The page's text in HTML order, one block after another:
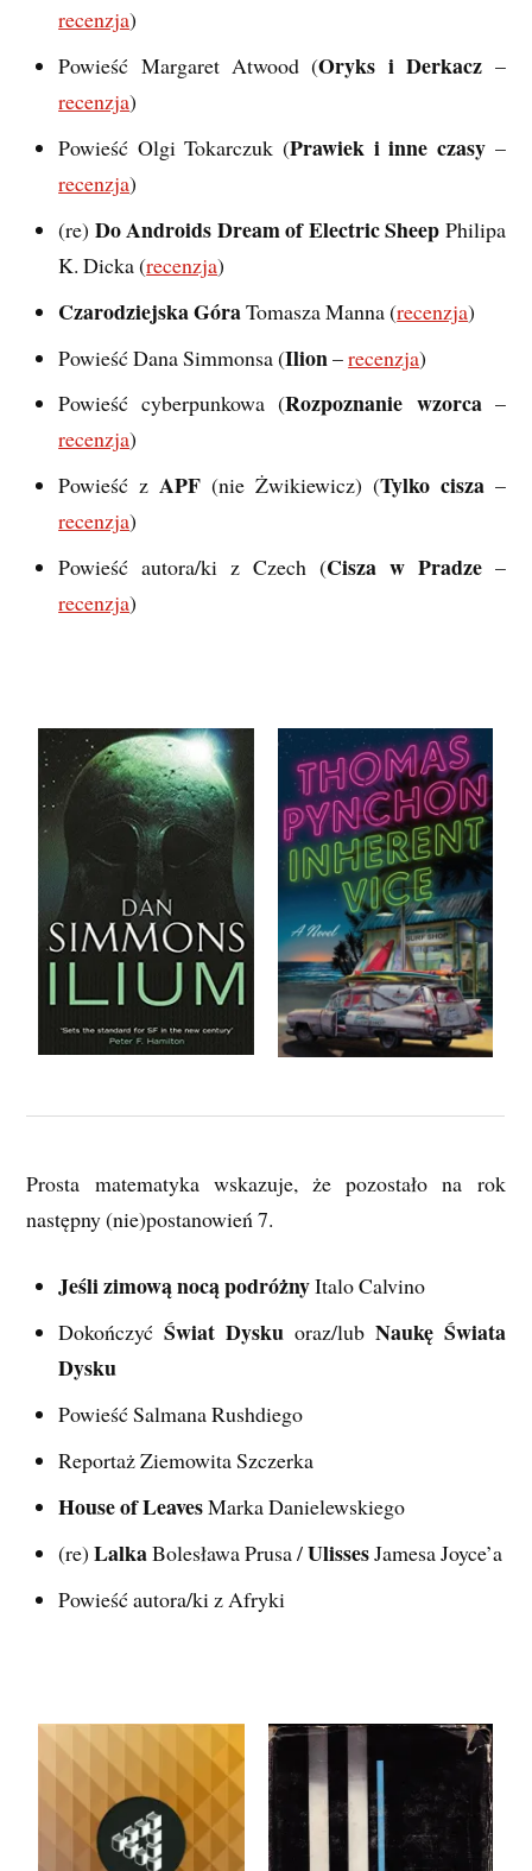
recenzja)
Powieść Margaret Atwood (Oryks i Derkacz –
recenzja)
Powieść Olgi Tokarczuk (Prawiek i inne czasy –
recenzja)
(re) Do Androids Dream of Electric Sheep Philipa
K. Dicka (recenzja)
Czarodziejska GóraTomasza Manna (recenzja)
Powieść Dana Simmonsa (Ilion–recenzja)
Powieść cyberpunkowa (Rozpoznanie wzorca–
recenzja)
Powieść z APF (nie Żwikiewicz) (Tylko cisza–
recenzja)
Powieść autora/ki z Czech (Cisza w Pradze–
recenzja)
Prosta matematyka wskazuje, że pozostało na rok
następny (nie)postanowień 7.
Jeśli zimową nocą podróżnyItalo Calvino
DokończyćŚwiat Dyskuoraz/lub Naukę Świata
Dysku
Powieść Salmana Rushdiego
Reportaż Ziemowita Szczerka
House of LeavesMarka Danielewskiego
(re)LalkaBolesława Prusa /UlissesJamesa Joyce’a
Powieść autora/ki z Afryki